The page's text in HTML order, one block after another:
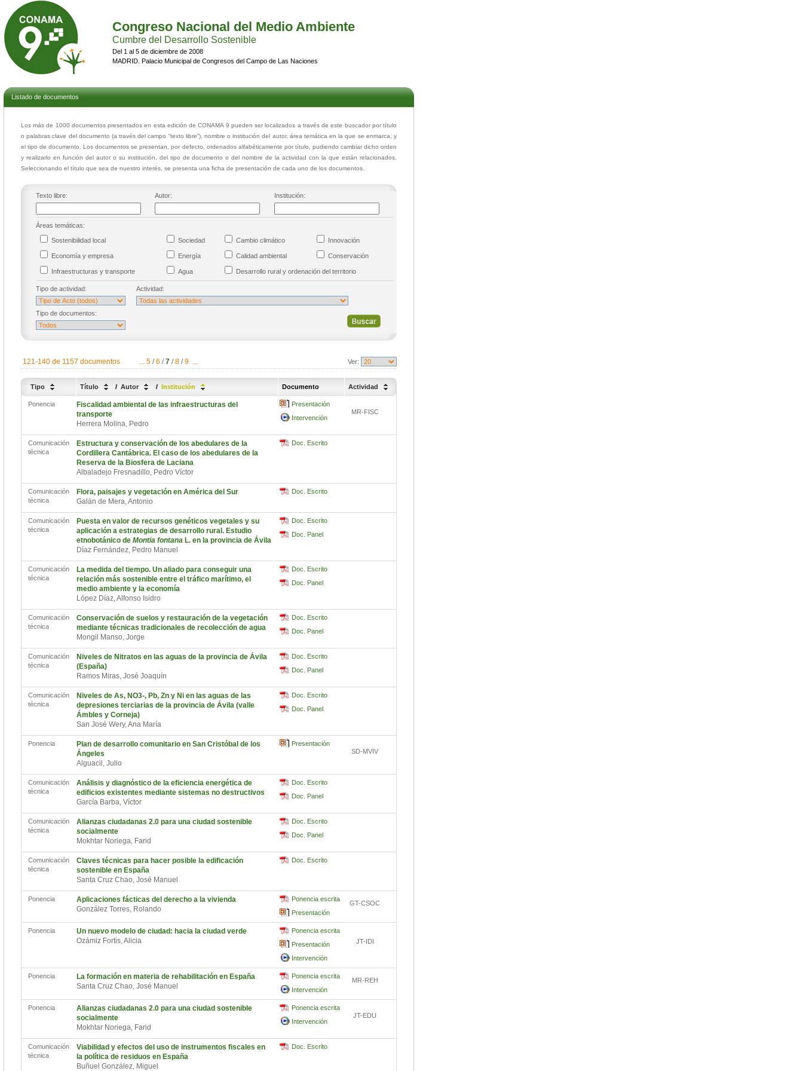
Congreso Nacional del Medio Ambiente
Cumbre del Desarrollo Sostenible
Del 1 al 5 de diciembre de 2008
MADRID. Palacio Municipal de Congresos del Campo de Las Naciones
Listado de documentos
Los más de 1000 documentos presentados en esta edición de CONAMA 9 pueden ser localizados a través de este buscador por título
o palabras clave del documento (a través del campo “texto libre”), nombre o institución del autor, área temática en la que se enmarca, y
el tipo de documento. Los documentos se presentan, por defecto, ordenados alfabéticamente por título, pudiendo cambiar dicho orden
y realizarlo en función del autor o su institución, del tipo de documento o del nombre de la actividad con la que están relacionados.
Seleccionando el título que sea de nuestro interés, se presenta una ficha de presentación de cada uno de los documentos.
Texto libre: Autor: Institución:
Áreas temáticas:
Sostenibilidad local Sociedad Cambio climático Innovación
Economía y empresa Energía Calidad ambiental Conservación
Infraestructuras y transporte Agua Desarrollo rural y ordenación del territorio
Tipo de actividad: Actividad:
Tipo de documentos:
121-140 de 1157 documentos ... 5 / 6 /7 / 8 / 9 ... Ver:
Tipo Título / Autor / Institución Documento Actividad
Ponencia
Fiscalidad ambiental de las infraestructuras del
transporte
Herrera Molina, Pedro
Presentación
Intervención
MR-FISC
Comunicación
técnica
Estructura y conservación de los abedulares de la
Cordillera Cantábrica. El caso de los abedulares de la
Reserva de la Biosfera de Laciana
Albaladejo Fresnadillo, Pedro Víctor
Doc. Escrito
Comunicación
técnica
Flora, paisajes y vegetación en América del Sur
Galán de Mera, Antonio
Doc. Escrito
Comunicación
técnica
Puesta en valor de recursos genéticos vegetales y su
aplicación a estrategias de desarrollo rural. Estudio
etnobotánico de Montia fontana L. en la provincia de Ávila
Díaz Fernández, Pedro Manuel
Doc. Escrito
Doc. Panel
Comunicación
técnica
La medida del tiempo. Un aliado para conseguir una
relación más sostenible entre el tráfico marítimo, el
medio ambiente y la economía
López Díaz, Alfonso Isidro
Doc. Escrito
Doc. Panel
Comunicación
técnica
Conservación de suelos y restauración de la vegetación
mediante técnicas tradicionales de recolección de agua
Mongil Manso, Jorge
Doc. Escrito
Doc. Panel
Comunicación
técnica
Niveles de Nitratos en las aguas de la provincia de Ávila
(España)
Ramos Miras, José Joaquín
Doc. Escrito
Doc. Panel
Comunicación
técnica
Niveles de As, NO3-, Pb, Zn y Ni en las aguas de las
depresiones terciarias de la provincia de Ávila (valle
Ámbles y Corneja)
San José Wery, Ana María
Doc. Escrito
Doc. Panel
Ponencia
Plan de desarrollo comunitario en San Cristóbal de los
Ángeles
Alguacil, Julio
Presentación
SD-MVIV
Comunicación
técnica
Análisis y diagnóstico de la eficiencia energética de
edificios existentes mediante sistemas no destructivos
García Barba, Víctor
Doc. Escrito
Doc. Panel
Comunicación
técnica
Alianzas ciudadanas 2.0 para una ciudad sostenible
socialmente
Mokhtar Noriega, Farid
Doc. Escrito
Doc. Panel
Comunicación
técnica
Claves técnicas para hacer posible la edificación
sostenible en España
Santa Cruz Chao, José Manuel
Doc. Escrito
Ponencia
Aplicaciones fácticas del derecho a la vivienda
González Torres, Rolando
Ponencia escrita
Presentación
GT-CSOC
Ponencia
Un nuevo modelo de ciudad: hacia la ciudad verde
Ozámiz Fortis, Alicia
Ponencia escrita
Presentación
Intervención
JT-IDI
Ponencia
La formación en materia de rehabilitación en España
Santa Cruz Chao, José Manuel
Ponencia escrita
Intervención
MR-REH
Ponencia
Alianzas ciudadanas 2.0 para una ciudad sostenible
socialmente
Mokhtar Noriega, Farid
Ponencia escrita
Intervención
JT-EDU
Comunicación
técnica
Viabilidad y efectos del uso de instrumentos fiscales en
la política de residuos en España
Buñuel González, Miguel
Doc. Escrito